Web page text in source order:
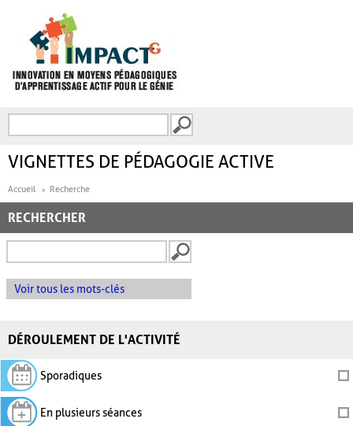
FORMULAIRE DE
VIGNETTES DE PÉDAGOGIE ACTIVE
Accueil Recherche
RECHERCHER
Voir tous les mots-clés
DÉROULEMENT DE L'ACTIVITÉ
Sporadiques
En plusieurs séances